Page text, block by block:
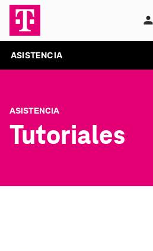
ASISTENCIA
ASISTENCIA
Tutoriales